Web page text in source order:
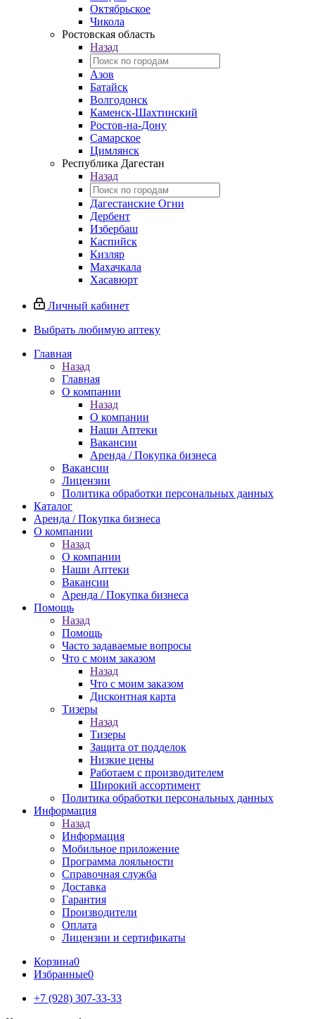
Октябрьское
Чикола
Ростовская область
Назад
Азов
Батайск
Волгодонск
Каменск-Шахтинский
Ростов-на-Дону
Самарское
Цимлянск
Республика Дагестан
Назад
Дагестанские Огни
Дербент
Избербаш
Каспийск
Кизляр
Махачкала
Хасавюрт
Личный кабинет
Выбрать любимую аптеку
Главная
Назад
Главная
О компании
Назад
О компании
Наши Аптеки
Вакансии
Аренда / Покупка бизнеса
Вакансии
Лицензии
Политика обработки персональных данных
Каталог
Аренда / Покупка бизнеса
О компании
Назад
О компании
Наши Аптеки
Вакансии
Аренда / Покупка бизнеса
Помощь
Назад
Помощь
Часто задаваемые вопросы
Что с моим заказом
Назад
Что с моим заказом
Дисконтная карта
Тизеры
Назад
Тизеры
Защита от подделок
Низкие цены
Работаем с производителем
Широкий ассортимент
Политика обработки персональных данных
Информация
Назад
Информация
Мобильное приложение
Программа лояльности
Справочная служба
Доставка
Гарантия
Производители
Оплата
Лицензии и сертификаты
Корзина0
Избранные0
+7 (928) 307-33-33